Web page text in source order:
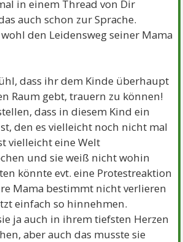
in einem Thread von Dir
auch schon zur Sprache.
den Leidensweg seiner Mama
dass ihr dem Kinde überhaupt
Raum gebt, trauern zu können!
dass in diesem Kind ein
den es vielleicht noch nicht mal
vielleicht eine Welt
und sie weiß nicht wohin
könnte evt. eine Protestreaktion
Mama bestimmt nicht verlieren
einfach so hinnehmen.
ja auch in ihrem tiefsten Herzen
aber auch das musste sie